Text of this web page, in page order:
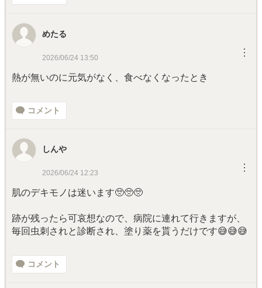
めたる
2026/06/24 13:50 ︙
熱が無いのに元気がなく、食べなくなったとき
コメント
しんや
2026/06/24 12:23 ︙
肌のデキモノは迷います🥺🥺🥺
跡が残ったら可哀想なので、病院に連れて行きますが、
毎回虫刺されと診断され、塗り薬を貰うだけです😅😅😅
コメント